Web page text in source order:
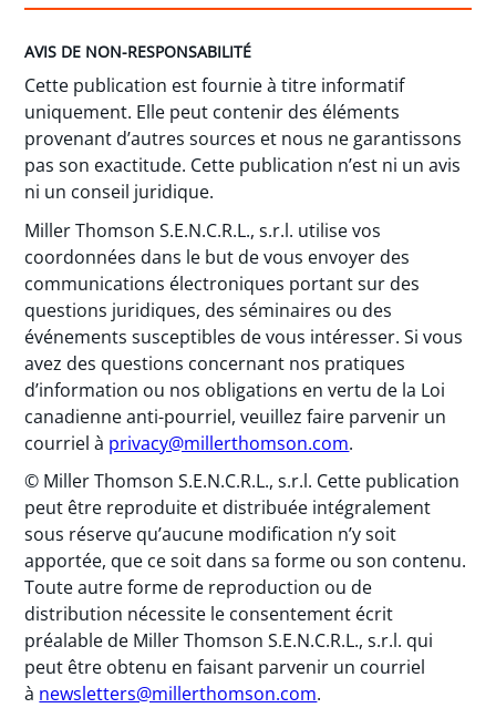
AVIS DE NON-RESPONSABILITÉ
Cette publication est fournie à titre informatif
uniquement. Elle peut contenir des éléments
provenant d’autres sources et nous ne garantissons
pas son exactitude. Cette publication n’est ni un avis
ni un conseil juridique.
Miller Thomson S.E.N.C.R.L., s.r.l. utilise vos
coordonnées dans le but de vous envoyer des
communications électroniques portant sur des
questions juridiques, des séminaires ou des
événements susceptibles de vous intéresser. Si vous
avez des questions concernant nos pratiques
d’information ou nos obligations en vertu de la Loi
canadienne anti-pourriel, veuillez faire parvenir un
courriel à privacy@millerthomson.com.
© Miller Thomson S.E.N.C.R.L., s.r.l. Cette publication
peut être reproduite et distribuée intégralement
sous réserve qu’aucune modification n’y soit
apportée, que ce soit dans sa forme ou son contenu.
Toute autre forme de reproduction ou de
distribution nécessite le consentement écrit
préalable de Miller Thomson S.E.N.C.R.L., s.r.l. qui
peut être obtenu en faisant parvenir un courriel
à newsletters@millerthomson.com.